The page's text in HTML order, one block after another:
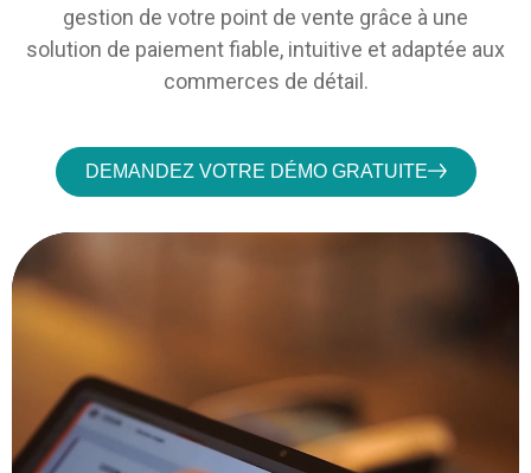
gestion de votre point de vente grâce à une
solution de paiement fiable, intuitive et adaptée aux
commerces de détail.
DEMANDEZ VOTRE DÉMO GRATUITE